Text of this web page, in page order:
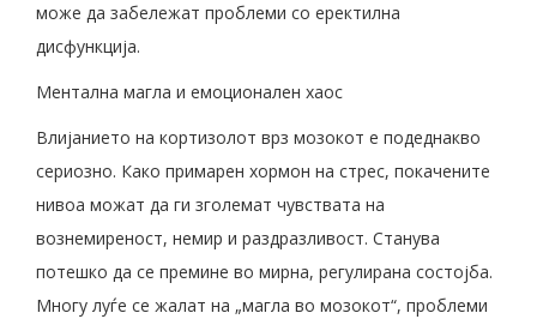
може да забележат проблеми со еректилна
дисфункција.
Ментална магла и емоционален хаос
Влијанието на кортизолот врз мозокот е подеднакво
сериозно. Како примарен хормон на стрес, покачените
нивоа можат да ги зголемат чувствата на
вознемиреност, немир и раздразливост. Станува
потешко да се премине во мирна, регулирана состојба.
Многу луѓе се жалат на „магла во мозокот“, проблеми